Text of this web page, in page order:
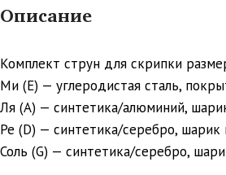
Описание
Комплект струн для скрипки
Ми (Е) — углеродистая сталь,
Ля (А) — синтетика/алюминий,
Ре (D) — синтетика/серебро, шарик
Соль (G) — синтетика/серебро,